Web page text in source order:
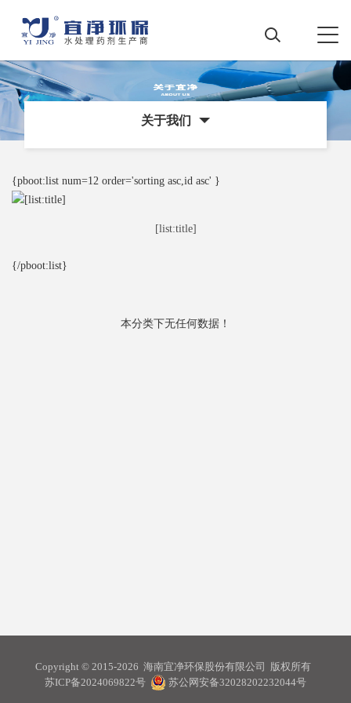
关于我们
{pboot:list num=12 order='sorting asc,id asc' }
[list:title]
{/pboot:list}
本分类下无任何数据！
Copyright © 2015-2026 海南宜净环保股份有限公司 版权所有
苏ICP备2024069822号
苏公网安备32028202232044号